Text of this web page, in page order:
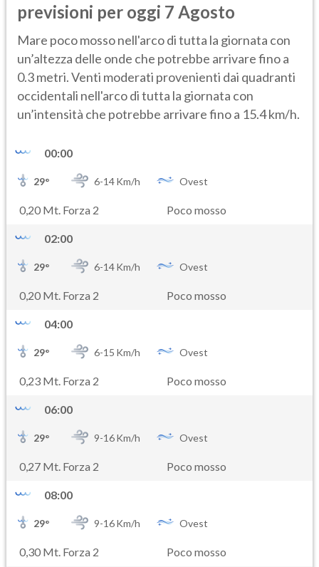
previsioni per oggi 7 Agosto
Mare poco mosso nell'arco di tutta la giornata con
un’altezza delle onde che potrebbe arrivare fino a
0.3 metri. Venti moderati provenienti dai quadranti
occidentali nell'arco di tutta la giornata con
un’intensità che potrebbe arrivare fino a 15.4 km/h.
00:00
29° 6-14Km/h Ovest
0,20 Mt. Forza 2 Poco mosso
02:00
29° 6-14Km/h Ovest
0,20 Mt. Forza 2 Poco mosso
04:00
29° 6-15 Km/h Ovest
0,23 Mt. Forza 2 Poco mosso
06:00
29° 9-16Km/h Ovest
0,27 Mt. Forza 2 Poco mosso
08:00
29° 9-16Km/h Ovest
0,30 Mt. Forza 2 Poco mosso